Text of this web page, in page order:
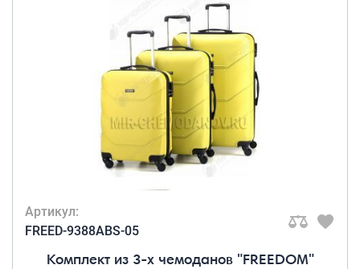
Артикул:
FREED-9388ABS-05
Комплект из 3-х чемоданов "FREEDOM"